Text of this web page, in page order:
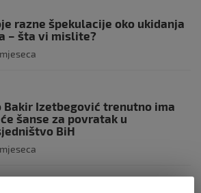
razne špekulacije oko ukidanja
– šta vi mislite?
Bakir Izetbegović trenutno ima
šanse za povratak u
BiH